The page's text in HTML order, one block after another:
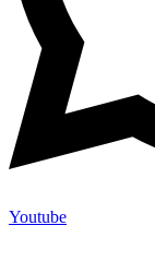
Youtube